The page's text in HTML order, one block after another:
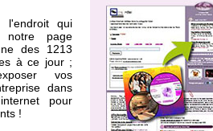
l'endroit qui
notre page
des 1213
à ce jour ;
vos
dans
pour
!